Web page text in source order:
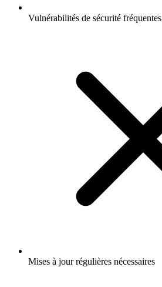
Vulnérabilités de sécurité fréquentes
Mises à jour régulières nécessaires